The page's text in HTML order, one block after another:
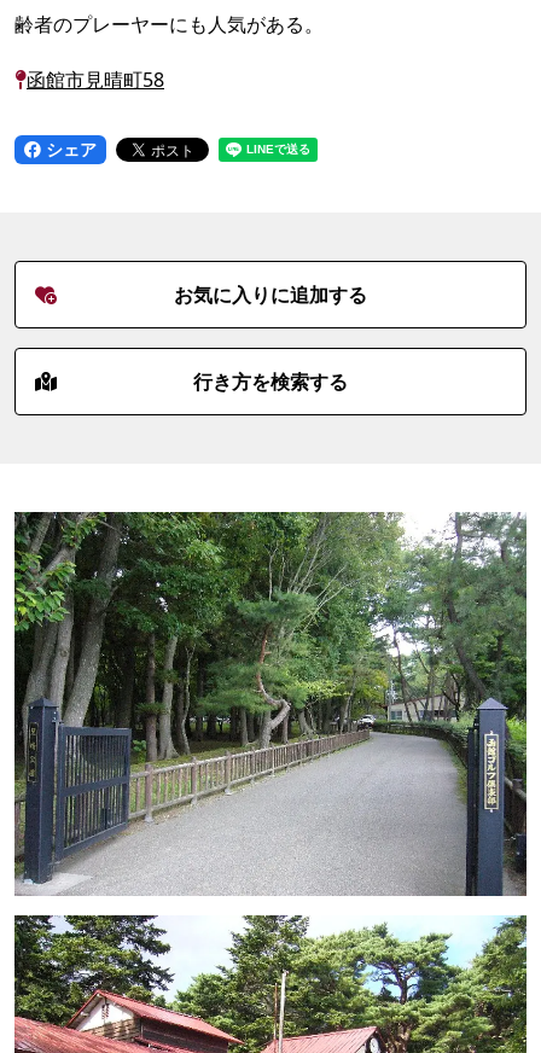
齢者のプレーヤーにも人気がある。
函館市見晴町58
シェア
お気に入りに追加する
行き方を検索する